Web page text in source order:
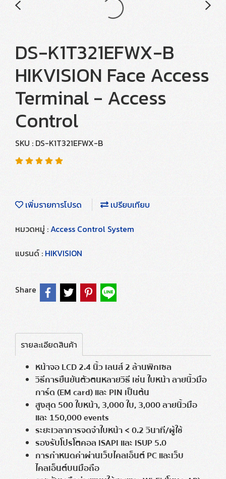
DS-K1T321EFWX-B
HIKVISION Face Access
Terminal - Access
Control
SKU : DS-K1T321EFWX-B
เพิ่มรายการโปรด
เปรียบเทียบ
หมวดหมู่ :Access Control System
แบรนด์ : HIKVISION
Share
รายละเอียดสินค้า
หน้าจอ LCD 2.4 นิ้ว เลนส์ 2 ล้านพิกเซล
วิธีการยืนยันตัวตนหลายวิธี เช่น ใบหน้า ลายนิ้วมือ
การ์ด (EM card) และ PIN เป็นต้น
สูงสุด 500 ใบหน้า, 3,000 ใบ, 3,000 ลายนิ้วมือ
และ 150,000 events
ระยะเวลาการจดจำใบหน้า < 0.2 วินาที/ผู้ใช้
รองรับโปรโตคอล ISAPI และ ISUP 5.0
การกำหนดค่าผ่านเว็บไคลเอ็นต์ PC และเว็บ
ไคลเอ็นต์บนมือถือ